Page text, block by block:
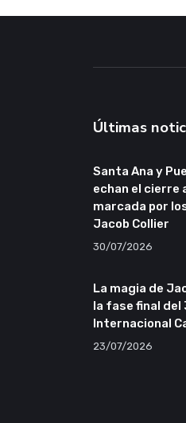
Últimas
Santa Ana y
echan el cierre
marcada por
Jacob Collier
30/07/2026
La magia de
la fase final del
Internacional
23/07/2026